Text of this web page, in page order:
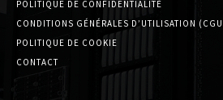
POLITIQUE DE CONFIDENTIALITÉ
CONDITIONS GÉNÉRALES D’UTILISATION
POLITIQUE DE COOKIE
CONTACT